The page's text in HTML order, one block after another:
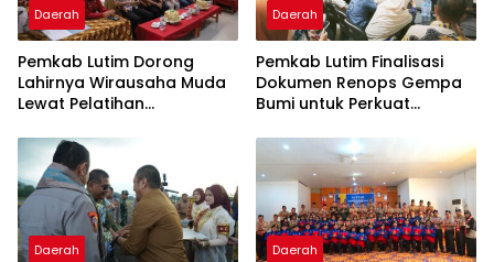
Daerah
Pemkab Lutim Dorong
Lahirnya Wirausaha Muda
Lewat Pelatihan
Daerah
Pemkab Lutim Finalisasi
Dokumen Renops Gempa
Bumi untuk Perkuat
Daerah Daerah